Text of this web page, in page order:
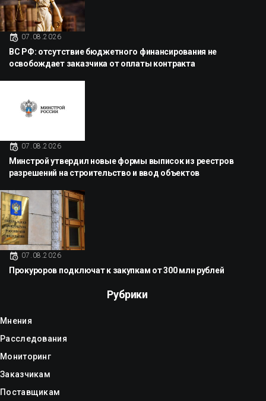
07.08.2026
ВС РФ: отсутствие бюджетного финансирования не
освобождает заказчика от оплаты контракта
07.08.2026
Минстрой утвердил новые формы выписок из реестров
разрешений на строительство и ввод объектов
07.08.2026
Прокуроров подключат к закупкам от 300 млн рублей
Рубрики
Мнения
Расследования
Мониторинг
Заказчикам
Поставщикам